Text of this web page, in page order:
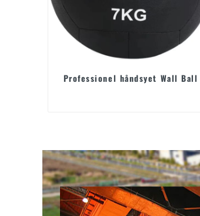
Professionel håndsyet Wall Ball